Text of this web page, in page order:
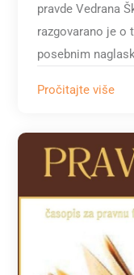
pravde Vedrana
razgovarano je o
posebnim
Pročitajte više